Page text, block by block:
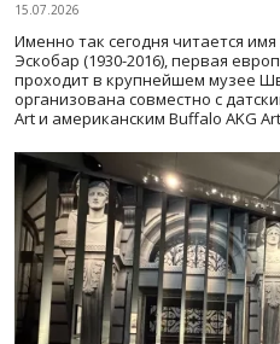
15.07.2026
Именно так сегодня читается
Эскобар (1930-2016), первая
проходит в крупнейшем музее
организована совместно с
Art и американским Buffalo AKG